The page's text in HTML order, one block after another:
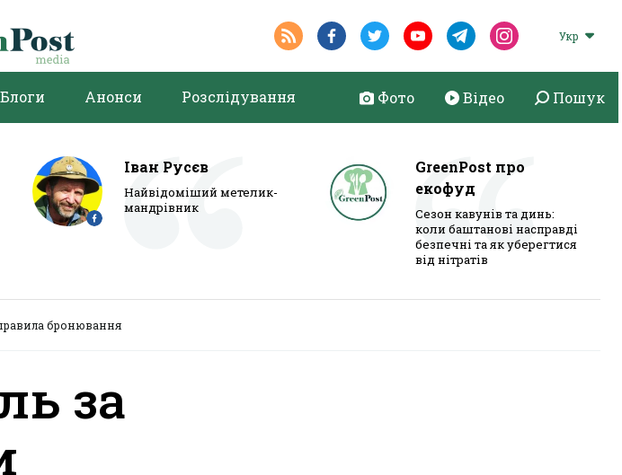
Укр
Блоги Анонси Розслідування Фото Відео Пошук
Іван Русєв
Найвідоміший метелик-
мандрівник
GreenPost про
екофуд
Сезон кавунів та динь:
коли баштанові насправді
безпечні та як уберегтися
від нітратів
бронювання
за